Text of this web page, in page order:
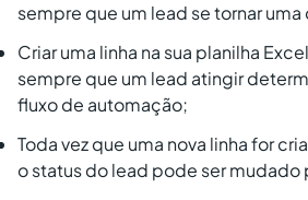
sempre que um lead se tornar
Criar uma linha na sua planilha
sempre que um lead atingir
fluxo de automação;
Toda vez que uma nova linha for
o status do lead pode ser mudado